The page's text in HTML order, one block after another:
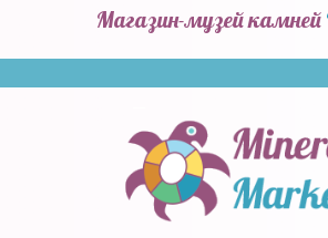
Магазин-музей камней